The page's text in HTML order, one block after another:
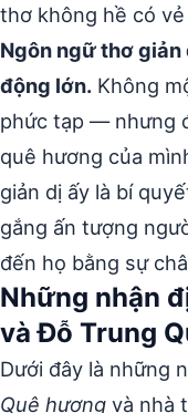
thơ không hề có
Ngôn ngữ thơ
động lớn. Không
phức tạp — nhưng
quê hương của
giản dị ấy là bí
gắng ấn tượng
đến họ bằng sự
Những nhận
và Đỗ Trung
Dưới đây là những
Quê hương và nhà